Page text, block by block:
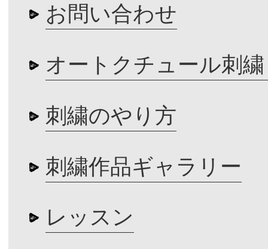
お問い合わせ
オートクチュール刺
刺繍のやり方
刺繍作品ギャラリー
レッスン